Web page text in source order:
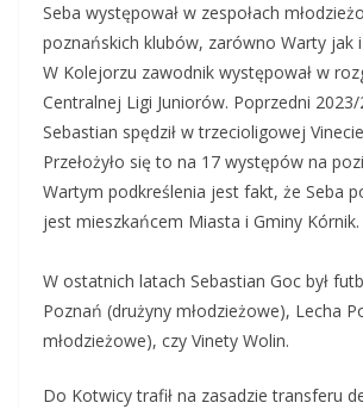
Seba występował w zespołach
poznańskich klubów, zarówno Warty jak
W Kolejorzu zawodnik występował w
Centralnej Ligi Juniorów. Poprzedni
Sebastian spędził w trzecioligowej
Przełożyło się to na 17 występów na
Wartym podkreślenia jest fakt, że Seba
jest mieszkańcem Miasta i Gminy Kórnik.
W ostatnich latach Sebastian Goc był
Poznań (drużyny młodzieżowe), Lecha
młodzieżowe), czy Vinety Wolin.
Do Kotwicy trafił na zasadzie transferu